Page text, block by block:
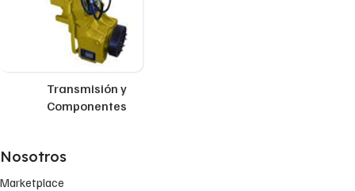
Transmisión y
Componentes
Nosotros
Marketplace